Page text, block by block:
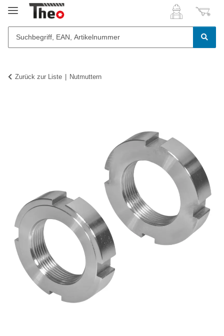
Zurück zur Liste Nutmuttern